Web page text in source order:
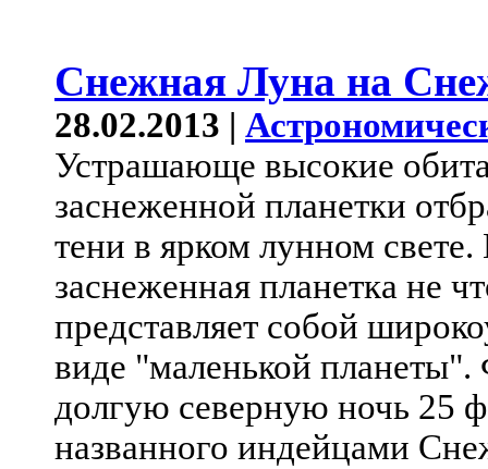
Снежная Луна на
28.02.2013 |
Устрашающе высокие
заснеженной планетки
тени в ярком лунном
заснеженная планетка не
представляет собой
виде "маленькой
долгую северную ночь 25
названного индейцами